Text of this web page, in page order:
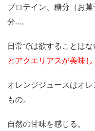
プロテイン、糖分（お
分...。
日常では欲することはな
とアクエリアスが美味
オレンジジュースはオ
もの。
自然の甘味を感じる。